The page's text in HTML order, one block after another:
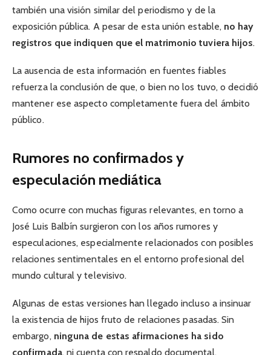
también una visión similar del periodismo y de la
exposición pública. A pesar de esta unión estable, no hay
registros que indiquen que el matrimonio tuviera hijos.
La ausencia de esta información en fuentes fiables
refuerza la conclusión de que, o bien no los tuvo, o decidió
mantener ese aspecto completamente fuera del ámbito
público.
Rumores no confirmados y
especulación mediática
Como ocurre con muchas figuras relevantes, en torno a
José Luis Balbín surgieron con los años rumores y
especulaciones, especialmente relacionados con posibles
relaciones sentimentales en el entorno profesional del
mundo cultural y televisivo.
Algunas de estas versiones han llegado incluso a insinuar
la existencia de hijos fruto de relaciones pasadas. Sin
embargo, ninguna de estas afirmaciones ha sido
confirmada, ni cuenta con respaldo documental,